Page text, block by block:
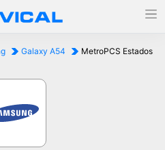
Galaxy A54
MetroPCS Estados